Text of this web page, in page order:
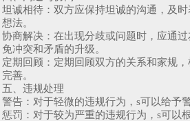
坦诚相待：双方应保持坦诚的沟通，及
想法。
协商解决：在出现分歧或问题时，应通
免冲突和矛盾的升级。
定期回顾：定期回顾双方的关系和家规
完善。
五、违规处理
警告：对于轻微的违规行为，s可以给予
惩罚：对于较为严重的违规行为，s可以